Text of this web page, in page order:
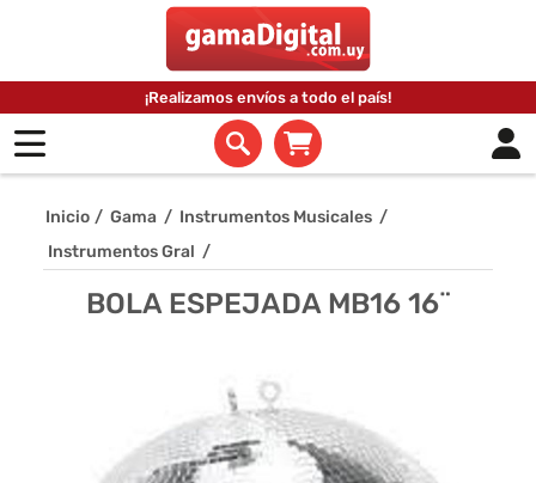
¡Realizamos envíos a todo el país!
Inicio / Gama / Instrumentos Musicales /
Instrumentos Gral /
BOLA ESPEJADA MB16 16¨